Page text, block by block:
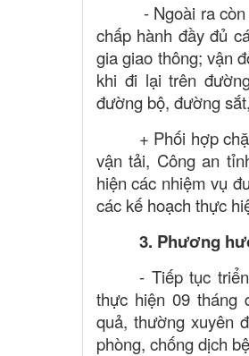
- Ngoài ra
chấp hành đầy đủ
gia giao thông; vận
khi đi lại trên
đường bộ, đường
+ Phối hợp
vận tải, Công an
hiện các nhiệm vụ
các kế hoạch thực
3. Phương
- Tiếp tục
thực hiện 09tháng
quả, thường xuyên
phòng, chống dịch